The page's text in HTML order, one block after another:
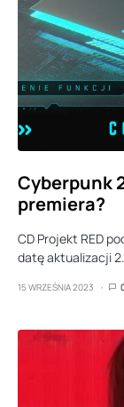
Cyberpunk
premiera?
CD Projekt RED
datę aktualizacji
15 WRZEŚNIA 2023